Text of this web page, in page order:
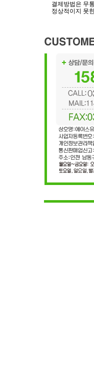
결제방법은 무
정상적이지 못